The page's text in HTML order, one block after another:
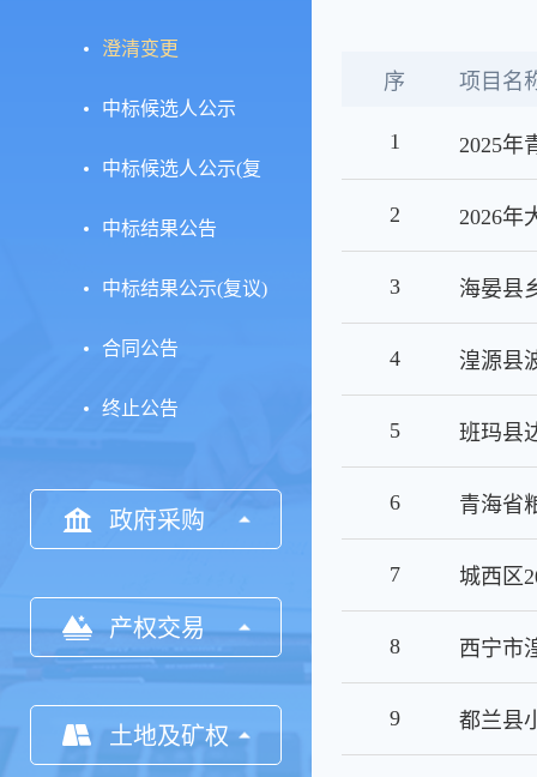
澄清变更
中标候选人公示
中标候选人公示(复
议)
中标结果公告
中标结果公示(复议)
合同公告
终止公告
政府采购
产权交易
土地及矿权
序 项目名
1
2
3
4
5
6
7
8
9 都兰县